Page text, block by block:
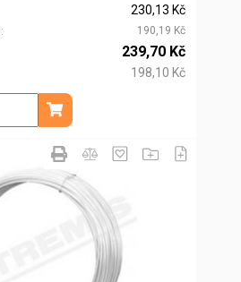
230,13 Kč
190,19 Kč
239,70 Kč
198,10 Kč
kg
Přidat do košíku